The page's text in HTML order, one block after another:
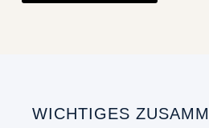
weist
Optionen
WICHTIGES